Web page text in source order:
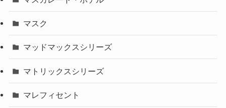
マスク
マッドマックスシリーズ
マトリックスシリーズ
マレフィセント